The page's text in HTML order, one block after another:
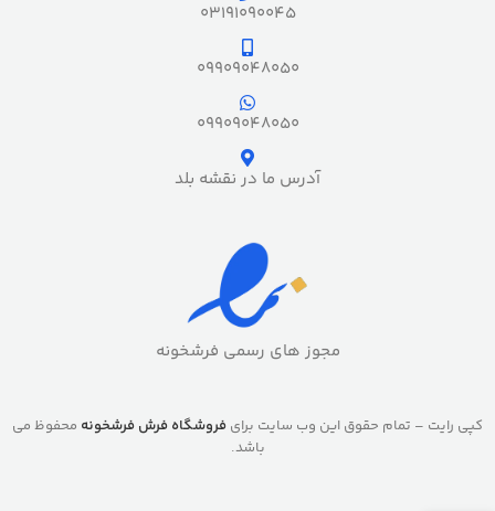
03191090045
09909048050
09909048050
آدرس ما در نقشه بلد
مجوز های رسمی فرشخونه
کپی رایت – تمام حقوق این وب سایت برای فروشگاه فرش فرشخونه محفوظ می
باشد.